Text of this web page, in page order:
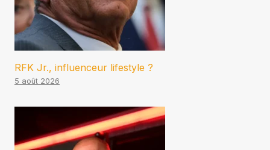
RFK Jr., influenceur lifestyle ?
5 août 2026